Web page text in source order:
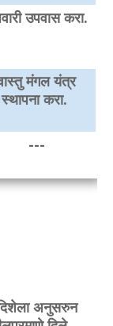
उपवास करा.
मंगल यंत्र
स्थापना करा.
---
अनुसरुन